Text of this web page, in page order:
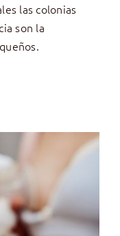
las colonias
son la